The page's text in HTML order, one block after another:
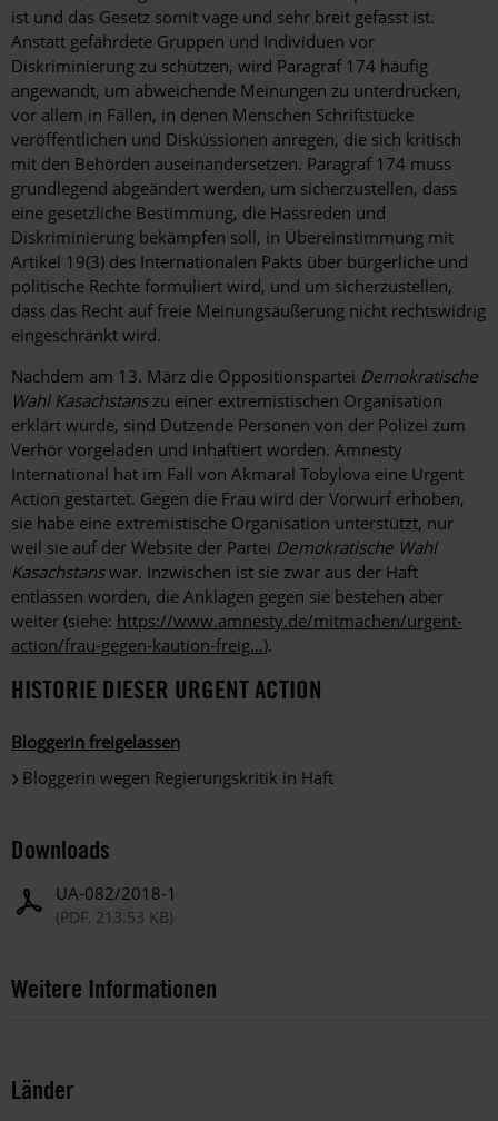
ist und das Gesetz somit vage und sehr breit gefasst ist.
Anstatt gefährdete Gruppen und Individuen vor
Diskriminierung zu schützen, wird Paragraf 174 häufig
angewandt, um abweichende Meinungen zu unterdrücken,
vor allem in Fällen, in denen Menschen Schriftstücke
veröffentlichen und Diskussionen anregen, die sich kritisch
mit den Behörden auseinandersetzen. Paragraf 174 muss
grundlegend abgeändert werden, um sicherzustellen, dass
eine gesetzliche Bestimmung, die Hassreden und
Diskriminierung bekämpfen soll, in Übereinstimmung mit
Artikel 19(3) des Internationalen Pakts über bürgerliche und
politische Rechte formuliert wird, und um sicherzustellen,
dass das Recht auf freie Meinungsäußerung nicht rechtswidrig
eingeschränkt wird.
Nachdem am 13. März die Oppositionspartei Demokratische
Wahl Kasachstanszu einer extremistischen Organisation
erklärt wurde, sind Dutzende Personen von der Polizei zum
Verhör vorgeladen und inhaftiert worden. Amnesty
International hat im Fall von Akmaral Tobylova eine Urgent
Action gestartet. Gegen die Frau wird der Vorwurf erhoben,
sie habe eine extremistische Organisation unterstützt, nur
weil sie auf der Website der Partei Demokratische Wahl
Kasachstanswar. Inzwischen ist sie zwar aus der Haft
entlassen worden, die Anklagen gegen sie bestehen aber
weiter (siehe: https://www.amnesty.de/mitmachen/urgent-
action/frau-gegen-kaution-freig…).
HISTORIE DIESER URGENT ACTION
Bloggerin freigelassen
Bloggerin wegen Regierungskritik in Haft
Downloads
UA-082/2018-1
(PDF, 213.53 KB)
Weitere Informationen
Länder